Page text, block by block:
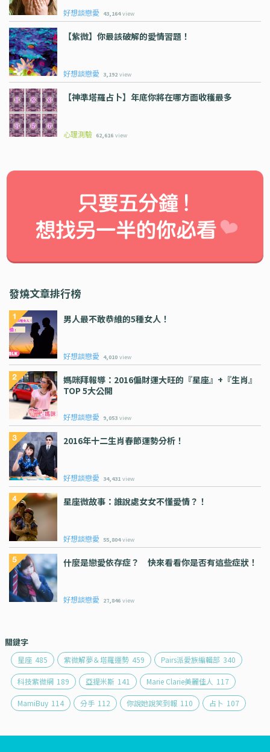
好想談戀愛 43,164 view
【紫微】你最該破解的愛情習題！
好想談戀愛 3,192 view
【神準塔羅占卜】年底你將在哪方面收穫最多
心理測驗 62,616 view
發燒文章排行榜
男人最不敢恭維的5種女人！
好想談戀愛 4,010 view
媽咪拜報導：2016偏財運大旺的『星座』+『生肖』
TOP 5大公開
好想談戀愛 9,053 view
2016年十二生肖春節運勢分析！
好想談戀愛 34,431 view
星座微故事：誰說處女女不懂愛情？！
好想談戀愛 55,804 view
什麼是戀愛依存症？ 快來看看你是否有這些症狀！
好想談戀愛 27,846 view
關鍵字
星座 485 紫微解夢＆塔羅運勢 459 Pairs派愛族編輯部 340
科技紫微網 189 亞提米斯 141 Marie Clarie美麗佳人 117
MamiBuy 114 分手 112 你說她說笑到報 110 占卜 107